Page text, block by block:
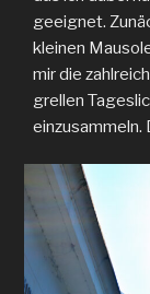
geeignet.
kleinen
mir die
grellen
einzusammeln.